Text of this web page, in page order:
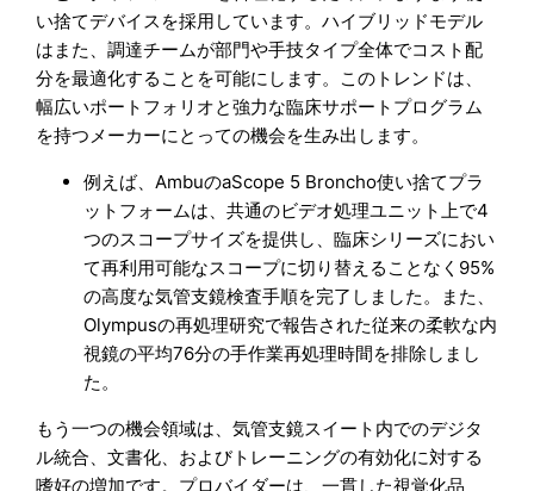
い捨てデバイスを採用しています。ハイブリッドモデル
はまた、調達チームが部門や手技タイプ全体でコスト配
分を最適化することを可能にします。このトレンドは、
幅広いポートフォリオと強力な臨床サポートプログラム
を持つメーカーにとっての機会を生み出します。
例えば、AmbuのaScope 5 Broncho使い捨てプラ
ットフォームは、共通のビデオ処理ユニット上で4
つのスコープサイズを提供し、臨床シリーズにおい
て再利用可能なスコープに切り替えることなく95%
の高度な気管支鏡検査手順を完了しました。また、
Olympusの再処理研究で報告された従来の柔軟な内
視鏡の平均76分の手作業再処理時間を排除しまし
た。
もう一つの機会領域は、気管支鏡スイート内でのデジタ
ル統合、文書化、およびトレーニングの有効化に対する
嗜好の増加です。プロバイダーは、一貫した視覚化品